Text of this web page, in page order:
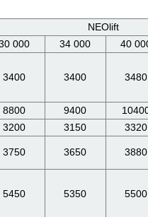
NEOlift
000 34 000 40
3400 3400 3480
8800 9400
3200 3150 3320
3750 3650 3880
5450 5350 5500